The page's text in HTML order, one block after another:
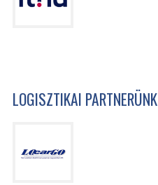
LOGISZTIKAI PARTNERÜNK